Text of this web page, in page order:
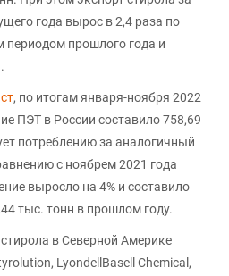
года вырос в 2,4 раза по
прошлого года и
, по итогам января-ноября 2022
ПЭТ в России составило 758,69
потреблению за аналогичный
с ноябрем 2021 года
выросло на 4% и составило
тыс. тонн в прошлом году.
в Северной Америке
LyondellBasell Chemical,